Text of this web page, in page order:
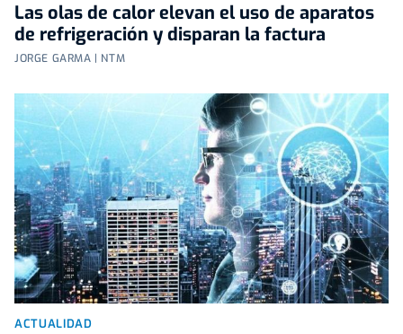
Las olas de calor elevan el uso de aparatos
de refrigeración y disparan la factura
JORGE GARMA | NTM
ACTUALIDAD